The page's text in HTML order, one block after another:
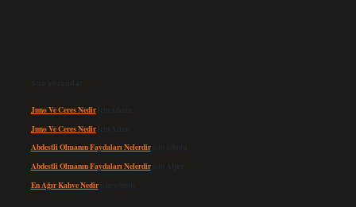
Son yorumlar
Juno Ve Ceres Nediriçin admin
Juno Ve Ceres Nediriçin Altan
Abdestli Olmanın Faydaları Nelerdiriçin admin
Abdestli Olmanın Faydaları Nelerdiriçin Alper
En Ağır Kahve Nediriçin admin